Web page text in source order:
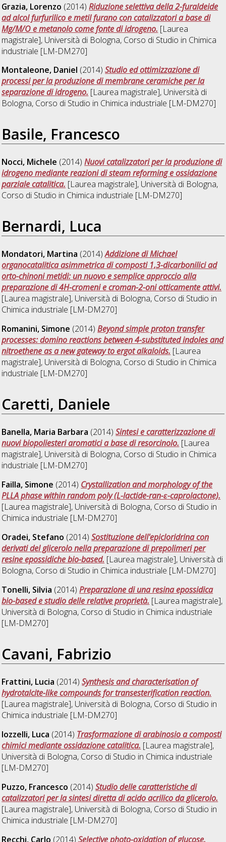
Grazia, Lorenzo (2014)Riduzione selettiva della 2-furaldeide
ad alcol furfurilico e metil furano con catalizzatori a base di
Mg/M/O e metanolo come fonte di idrogeno. [Laurea
magistrale], Università di Bologna, Corso di Studio in Chimica
industriale [LM-DM270]
Montaleone, Daniel (2014)Studio ed ottimizzazione di
processi per la produzione di membrane ceramiche per la
separazione di idrogeno. [Laurea magistrale], Università di
Bologna, Corso di Studio in Chimica industriale [LM-DM270]
Basile, Francesco
Nocci, Michele (2014)Nuovi catalizzatori per la produzione di
idrogeno mediante reazioni di steam reforming e ossidazione
parziale catalitica. [Laurea magistrale], Università di Bologna,
Corso di Studio in Chimica industriale [LM-DM270]
Bernardi, Luca
Mondatori, Martina (2014)Addizione di Michael
organocatalitica asimmetrica di composti 1,3-dicarbonilici ad
orto-chinoni metidi: un nuovo e semplice approccio alla
preparazione di 4H-cromeni e croman-2-oni otticamente attivi.
[Laurea magistrale], Università di Bologna, Corso di Studio in
Chimica industriale [LM-DM270]
Romanini, Simone (2014)Beyond simple proton transfer
processes: domino reactions between 4-substituted indoles and
nitroethene as a new gateway to ergot alkaloids. [Laurea
magistrale], Università di Bologna, Corso di Studio in Chimica
industriale [LM-DM270]
Caretti, Daniele
Banella, Maria Barbara (2014)Sintesi e caratterizzazione di
nuovi biopoliesteri aromatici a base di resorcinolo. [Laurea
magistrale], Università di Bologna, Corso di Studio in Chimica
industriale [LM-DM270]
Failla, Simone (2014) Crystallization and morphology of the
PLLA phase within random poly (L-lactide-ran-ɛ-caprolactone).
[Laurea magistrale], Università di Bologna, Corso di Studio in
Chimica industriale [LM-DM270]
Oradei, Stefano (2014)Sostituzione dell'epicloridrina con
derivati del glicerolo nella preparazione di prepolimeri per
resine epossidiche bio-based. [Laurea magistrale], Università di
Bologna, Corso di Studio in Chimica industriale [LM-DM270]
Tonelli, Silvia (2014)Preparazione di una resina epossidica
bio-based e studio delle relative proprietà. [Laurea magistrale],
Università di Bologna, Corso di Studio in Chimica industriale
[LM-DM270]
Cavani, Fabrizio
Frattini, Lucia (2014)Synthesis and characterisation of
hydrotalcite-like compounds for transesterification reaction.
[Laurea magistrale], Università di Bologna, Corso di Studio in
Chimica industriale [LM-DM270]
Iozzelli, Luca (2014) Trasformazione di arabinosio a composti
chimici mediante ossidazione catalitica. [Laurea magistrale],
Università di Bologna, Corso di Studio in Chimica industriale
[LM-DM270]
Puzzo, Francesco (2014)Studio delle caratteristiche di
catalizzatori per la sintesi diretta di acido acrilico da glicerolo.
[Laurea magistrale], Università di Bologna, Corso di Studio in
Chimica industriale [LM-DM270]
Recchi, Carlo (2014)Selective photo-oxidation of glucose.